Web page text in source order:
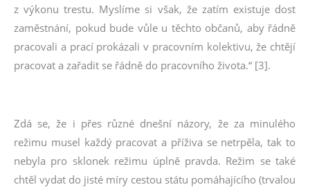
z výkonu trestu. Myslíme si však, že zatím existuje dost
zaměstnání, pokud bude vůle u těchto občanů, aby řádně
pracovali a prací prokázali v pracovním kolektivu, že chtějí
pracovat a zařadit se řádně do pracovního života.“ [3].
Zdá se, že i přes různé dnešní názory, že za minulého
režimu musel každý pracovat a příživa se netrpěla, tak to
nebyla pro sklonek režimu úplně pravda. Režim se také
chtěl vydat do jisté míry cestou státu pomáhajícího (trvalou